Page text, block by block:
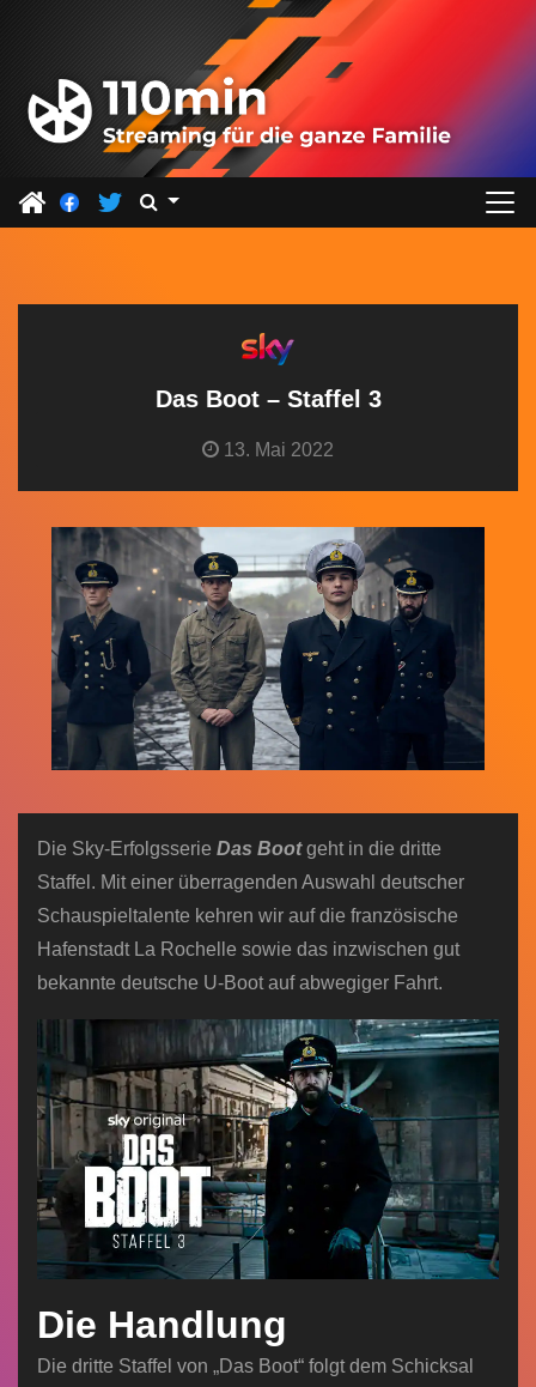
Das Boot – Staffel 3
13. Mai 2022
Die Sky-Erfolgsserie Das Bootgeht in die dritte
Staffel. Mit einer überragenden Auswahl deutscher
Schauspieltalente kehren wir auf die französische
Hafenstadt La Rochelle sowie das inzwischen gut
bekannte deutsche U-Boot auf abwegiger Fahrt.
Die Handlung
Die dritte Staffel von „Das Boot“ folgt dem Schicksal